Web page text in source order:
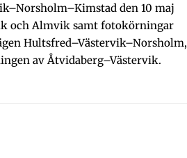
den 10 maj
och Almvik samt fotokörningar
Hultsfred–Västervik–Norsholm,
av Åtvidaberg–Västervik.